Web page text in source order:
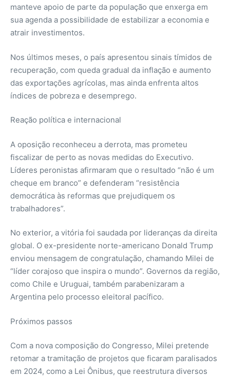
manteve apoio de parte da população que enxerga em
sua agenda a possibilidade de estabilizar a economia e
atrair investimentos.
Nos últimos meses, o país apresentou sinais tímidos de
recuperação, com queda gradual da inflação e aumento
das exportações agrícolas, mas ainda enfrenta altos
índices de pobreza e desemprego.
Reação política e internacional
A oposição reconheceu a derrota, mas prometeu
fiscalizar de perto as novas medidas do Executivo.
Líderes peronistas afirmaram que o resultado “não é um
cheque em branco” e defenderam “resistência
democrática às reformas que prejudiquem os
trabalhadores”.
No exterior, a vitória foi saudada por lideranças da direita
global. O ex-presidente norte-americano Donald Trump
enviou mensagem de congratulação, chamando Milei de
“líder corajoso que inspira o mundo”. Governos da região,
como Chile e Uruguai, também parabenizaram a
Argentina pelo processo eleitoral pacífico.
Próximos passos
Com a nova composição do Congresso, Milei pretende
retomar a tramitação de projetos que ficaram paralisados
em 2024, como a Lei Ônibus, que reestrutura diversos